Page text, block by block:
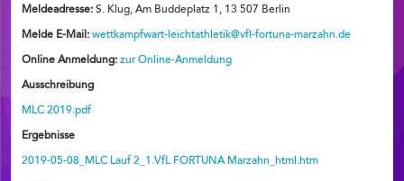
Meldeadresse: S. Klug, Am Buddeplatz 1, 13 507 Berlin
Melde E-Mail: wettkampfwart-leichtathletik@vfl-fortuna-marzahn.de
Online Anmeldung: zur Online-Anmeldung
Ausschreibung
MLC 2019.pdf
Ergebnisse
2019-05-08_MLC Lauf 2_1.VfL FORTUNA Marzahn_html.htm